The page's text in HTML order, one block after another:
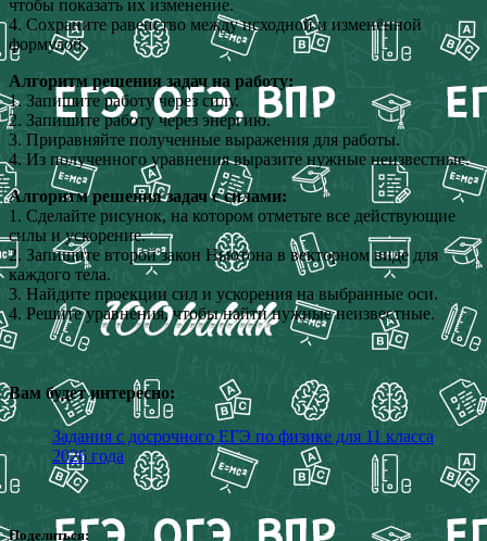
чтобы показать их изменение.
4. Сохраните равенство между исходной и изменённой
формулой.
Алгоритм решения задач на работу:
1. Запишите работу через силу.
2. Запишите работу через энергию.
3. Приравняйте полученные выражения для работы.
4. Из полученного уравнения выразите нужные неизвестные.
Алгоритм решения задач с силами:
1. Сделайте рисунок, на котором отметьте все действующие
силы и ускорение.
2. Запишите второй закон Ньютона в векторном виде для
каждого тела.
3. Найдите проекции сил и ускорения на выбранные оси.
4. Решите уравнения, чтобы найти нужные неизвестные.
Вам будет интересно:
Задания с досрочного ЕГЭ по физике для 11 класса
2026 года
Поделиться: